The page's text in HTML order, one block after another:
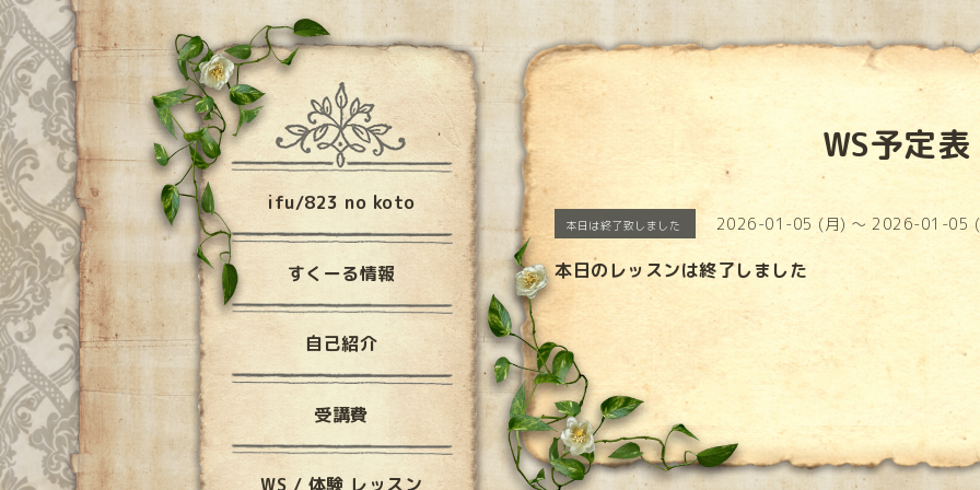
WS予定表
本日は終了致しました 2026-01-05 (月) ～ 2026-01-05
本日のレッスンは終了しました
ifu/823 no koto
すくーる情報
自己紹介
受講費
WS / 体験 レッスン